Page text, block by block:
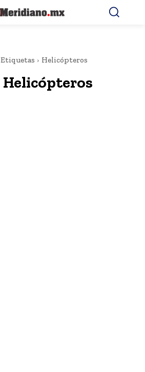
Etiquetas Helicópteros
Helicópteros